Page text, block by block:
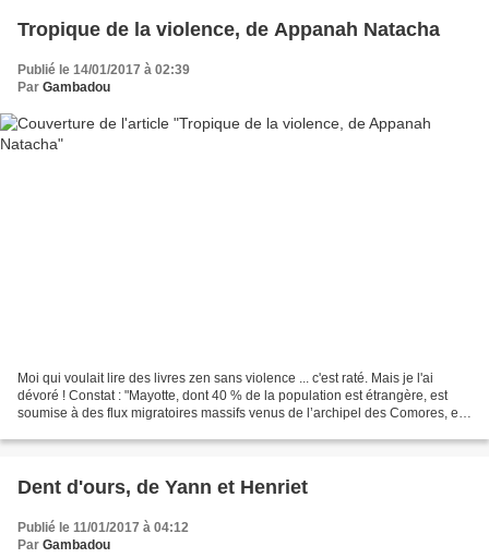
Tropique de la violence, de Appanah Natacha
Publié le 14/01/2017 à 02:39
Par Gambadou
Moi qui voulait lire des livres zen sans violence ... c'est raté. Mais je l'ai
dévoré ! Constat : "Mayotte, dont 40 % de la population est étrangère, est
soumise à des flux migratoires massifs venus de l’archipel des Comores, et
Dent d'ours, de Yann et Henriet
Publié le 11/01/2017 à 04:12
Par Gambadou